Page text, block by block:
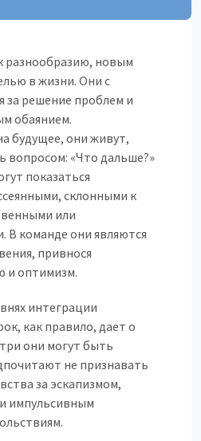
разнообразию, новым
в жизни. Они с
за решение проблем и
обаянием.
будущее, они живут,
вопросом: «Что дальше?»
показаться
склонными к
или
В команде они являются
привнося
и оптимизм.
интеграции
как правило, дает о
они могут быть
не признавать
за эскапизмом,
импульсивным